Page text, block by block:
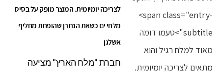
לצריכה יומיומית. המוצר מופק על בסיס
מלחי ים כשאת הנתרן שהופחת מחליף
אשלגן
חברת "מלח הארץ" מציעה